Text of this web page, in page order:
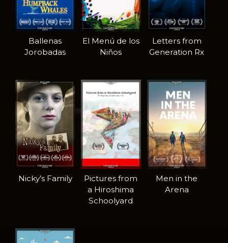
Ballenas
Jorobadas
El Menú de los
Niños
Letters from
Generation Rx
Nicky’s Family
Pictures from
a Hiroshima
Schoolyard
Men in the
Arena